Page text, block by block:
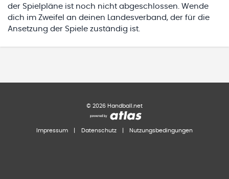
der Spielpläne ist noch nicht abgeschlossen. Wende
dich im Zweifel an deinen Landesverband, der für die
Ansetzung der Spiele zuständig ist.
© 2026 Handball.net
Impressum Datenschutz Nutzungsbedingungen